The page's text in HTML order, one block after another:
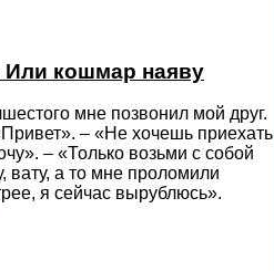
Или кошмар наяву
мне позвонил мой друг.
– «Не хочешь приехать
– «Только возьми с собой
вату, а то мне проломили
я сейчас вырублюсь».